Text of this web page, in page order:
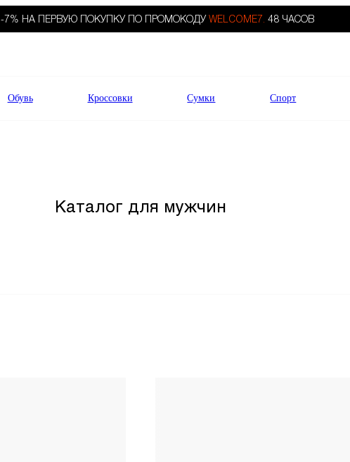
-7% НА ПЕРВУЮ ПОКУПКУ ПО ПРОМОКОДУ WELCOME7. 48 ЧАСОВ
Обувь Кроссовки Сумки Спорт
Каталог для мужчин